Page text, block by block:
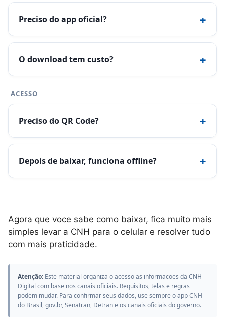
Preciso do app oficial? +
O download tem custo? +
ACESSO
Preciso do QR Code? +
Depois de baixar, funciona offline? +
Agora que voce sabe como baixar, fica muito mais
simples levar a CNH para o celular e resolver tudo
com mais praticidade.
Atenção: Este material organiza o acesso as informacoes da CNH
Digital com base nos canais oficiais. Requisitos, telas e regras
podem mudar. Para confirmar seus dados, use sempre o app CNH
do Brasil, gov.br, Senatran, Detran e os canais oficiais do governo.